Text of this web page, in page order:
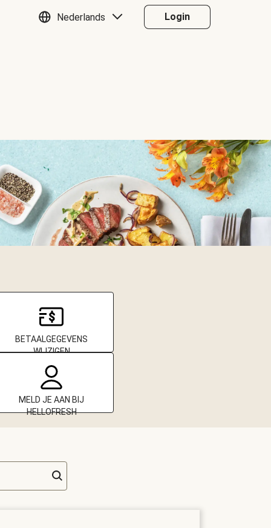
Nederlands Login
BETAALGEGEVENS
WIJZIGEN
MELD JE AAN BIJ
HELLOFRESH